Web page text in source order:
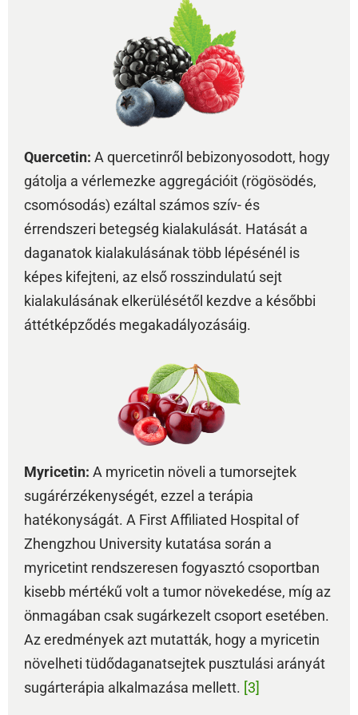
Quercetin: A quercetinről bebizonyosodott, hogy
gátolja a vérlemezke aggregációit (rögösödés,
csomósodás) ezáltal számos szív- és
érrendszeri betegség kialakulását. Hatását a
daganatok kialakulásának több lépésénél is
képes kifejteni, az első rosszindulatú sejt
kialakulásának elkerülésétől kezdve a későbbi
áttétképződés megakadályozásáig.
Myricetin: A myricetin növeli a tumorsejtek
sugárérzékenységét, ezzel a terápia
hatékonyságát. A First Affiliated Hospital of
Zhengzhou University kutatása során a
myricetint rendszeresen fogyasztó csoportban
kisebb mértékű volt a tumor növekedése, míg az
önmagában csak sugárkezelt csoport esetében.
Az eredmények azt mutatták, hogy a myricetin
növelheti tüdődaganatsejtek pusztulási arányát
sugárterápia alkalmazása mellett. [3]